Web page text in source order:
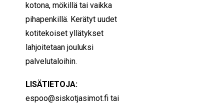
kotona, mökillä tai vaikka
pihapenkillä. Kerätyt uudet
kotitekoiset yllätykset
lahjoitetaan jouluksi
palvelutaloihin.
LISÄTIETOJA:
espoo@siskotjasimot.fi tai